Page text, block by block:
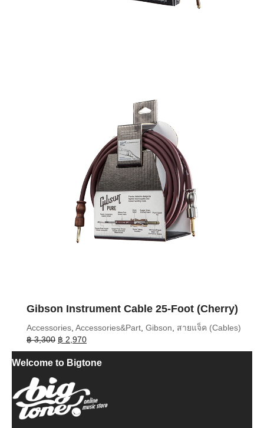
Gibson Instrument Cable 25-Foot (Cherry)
Accessories Accessories&Part Gibson
สายแจ็ค (Cables)
฿3,300 Original
price
was:
฿ 2,970Current
price
is:
Welcome to Bigtone